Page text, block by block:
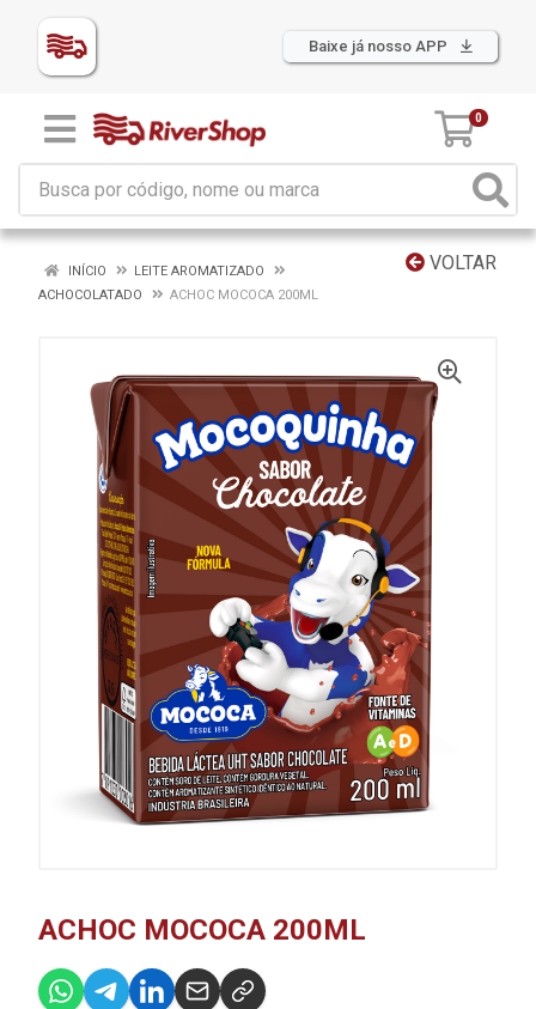
Baixe já nosso APP
0
VOLTAR
INÍCIO
LEITE AROMATIZADO
ACHOCOLATADO
ACHOC MOCOCA 200ML
ACHOC MOCOCA 200ML